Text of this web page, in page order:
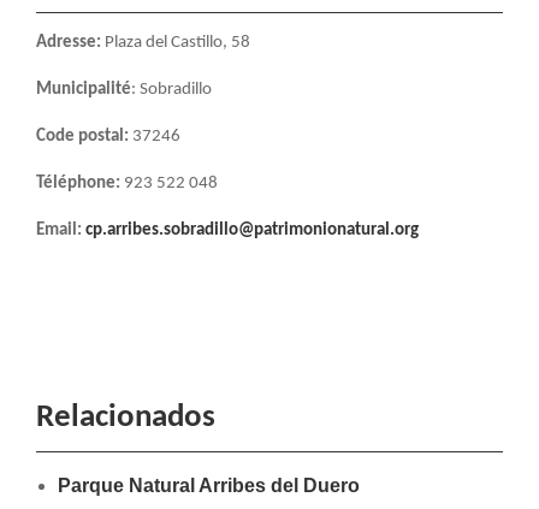
Adresse: Plaza del Castillo, 58
Municipalité: Sobradillo
Code postal: 37246
Téléphone: 923 522 048
Email: cp.arribes.sobradillo@patrimonionatural.org
Relacionados
Parque Natural Arribes del Duero